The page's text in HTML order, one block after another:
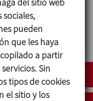
de datos
pueden
que les haya
a partir
Sin
tipos de cookies
el sitio y los